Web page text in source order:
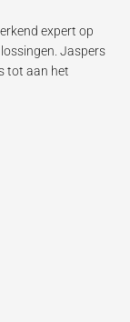
expert op
Jaspers
tot aan het